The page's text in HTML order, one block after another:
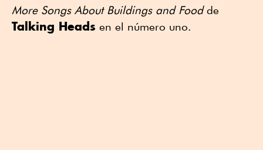
More Songs About Buildings and Foodde
Talking Heads en el número uno.